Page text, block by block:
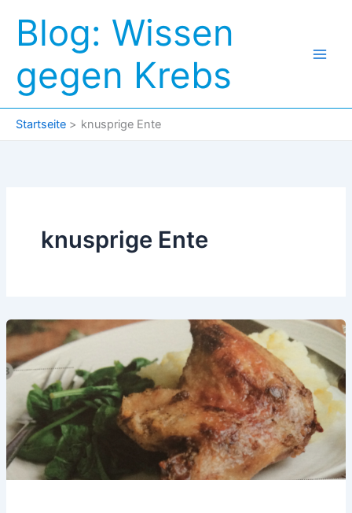
Inhalt
springen
Blog: Wissen
gegen Krebs
Startseite knusprige Ente
knusprige Ente